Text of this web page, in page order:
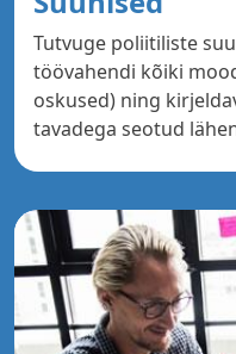
Tutvuge poliitiliste
töövahendi kõiki
oskused) ning
tavadega seotud